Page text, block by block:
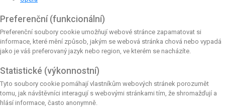
Preferenční (funkcionální)
Preferenční soubory cookie umožňují webové stránce zapamatovat si
informace, které mění způsob, jakým se webová stránka chová nebo vypadá
jako je váš preferovaný jazyk nebo region, ve kterém se nacházíte.
Statistické (výkonnostní)
Tyto soubory cookie pomáhají vlastníkům webových stránek porozumět
tomu, jak návštěvníci interagují s webovými stránkami tím, že shromažďují a
hlásí informace, často anonymně.